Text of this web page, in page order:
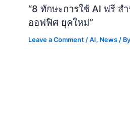
“8 ทักษะการใช้ AI ฟรี ส
ออฟฟิศ ยุคใหม่”
Leave a Comment /AI, News / By